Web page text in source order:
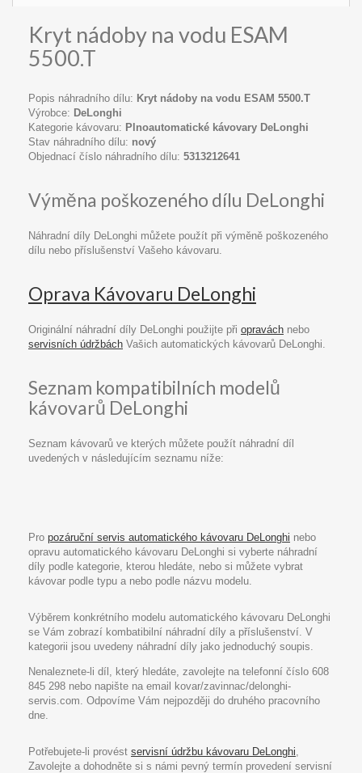
Kryt nádoby na vodu ESAM
5500.T
Popis náhradního dílu: Kryt nádoby na vodu ESAM 5500.T
Výrobce: DeLonghi
Kategorie kávovaru: Plnoautomatické kávovary DeLonghi
Stav náhradního dílu: nový
Objednací číslo náhradního dílu: 5313212641
Výměna poškozeného dílu DeLonghi
Náhradní díly DeLonghi můžete použít při výměně poškozeného
dílu nebo příslušenství Vašeho kávovaru.
Oprava Kávovaru DeLonghi
Originální náhradní díly DeLonghi použijte při opravách nebo
servisních údržbách Vašich automatických kávovarů DeLonghi.
Seznam kompatibilních modelů
kávovarů DeLonghi
Seznam kávovarů ve kterých můžete použít náhradní díl
uvedených v následujícím seznamu níže:
Pro pozáruční servis automatického kávovaru DeLonghi nebo
opravu automatického kávovaru DeLonghi si vyberte náhradní
díly podle kategorie, kterou hledáte, nebo si můžete vybrat
kávovar podle typu a nebo podle názvu modelu.
Výběrem konkrétního modelu automatického kávovaru DeLonghi
se Vám zobrazí kombatibilní náhradní díly a příslušenství. V
kategorii jsou uvedeny náhradní díly jako jednoduchý soupis.
Nenaleznete-li díl, který hledáte, zavolejte na telefonní číslo 608
845 298 nebo napište na email kovar/zavinnac/delonghi-
servis.com. Odpovíme Vám nejpozději do druhého pracovního
dne.
Potřebujete-li provést servisní údržbu kávovaru DeLonghi,
Zavolejte a dohodněte si s námi pevný termín provedení servisní